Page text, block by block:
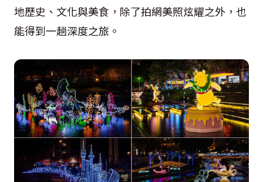
地歷史、文化與美食，除了拍網美照炫耀之外，也
能得到一趟深度之旅。